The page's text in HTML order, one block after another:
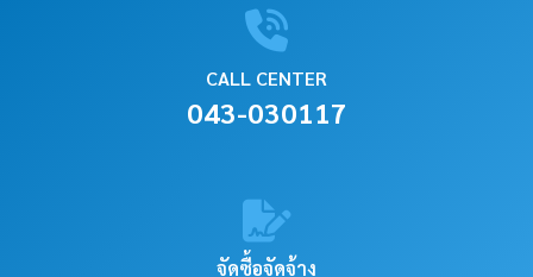
CALL CENTER
043-030117
จัดซื้อจัดจ้าง